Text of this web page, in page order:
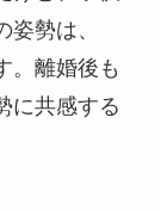
勢は、
。離婚後も
に共感する